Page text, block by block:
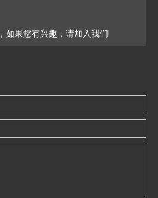
如果您有兴趣，请加入我们!